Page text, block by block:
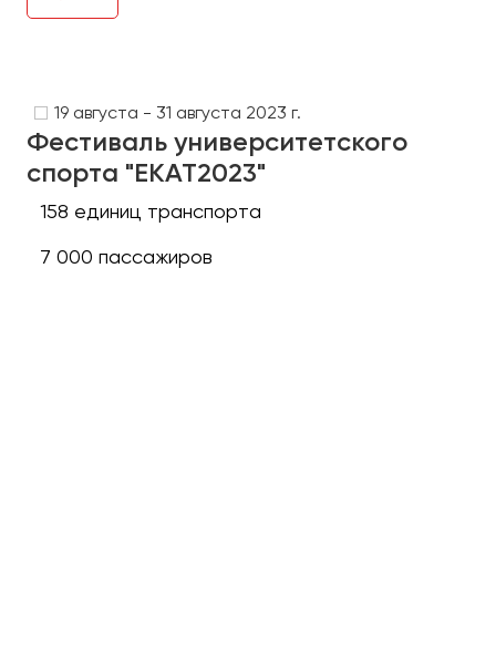
19 августа - 31 августа 2023 г.
Фестиваль университетского
спорта "ЕКАТ2023"
158 единиц транспорта
7 000 пассажиров